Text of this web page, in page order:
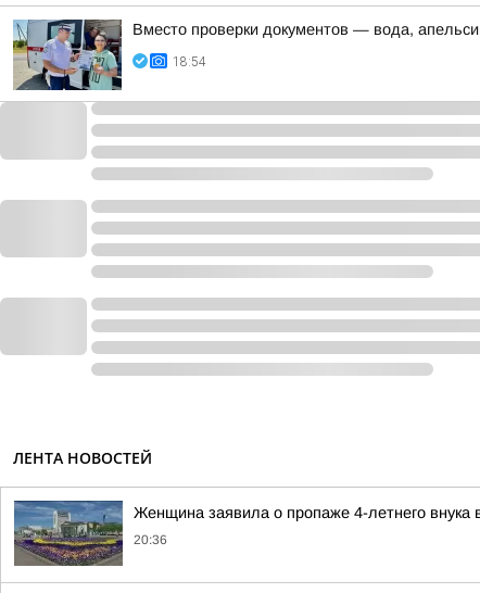
Вместо проверки документов — вода,
18:54
ЛЕНТА НОВОСТЕЙ
Женщина заявила о пропаже 4-летнего внука
20:36